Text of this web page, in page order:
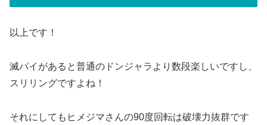
以上です！
滅パイがあると普通のドンジャラより数段楽しいですし、
スリリングですよね！
それにしてもヒメジマさんの90度回転は破壊力抜群です